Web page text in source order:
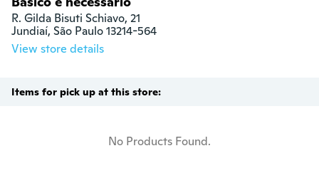
R. Gilda Bisuti Schiavo, 21
Jundiaí, São Paulo 13214-564
View store details
Items for pick up at this store:
No Products Found.